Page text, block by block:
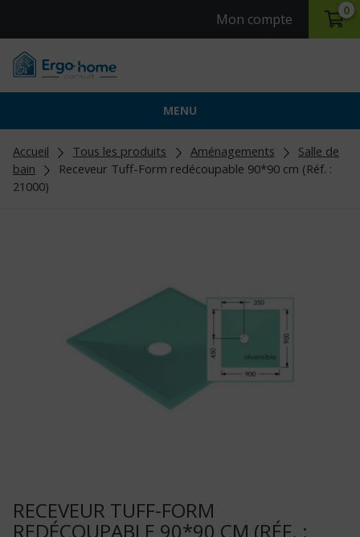
Mon compte
0
MENU
Accueil Tous les produits Aménagements
Salle de
bain
Receveur Tuff-Form redécoupable 90*90 cm (Réf. :
21000)
RECEVEUR TUFF-FORM
REDÉCOUPABLE 90*90 CM (RÉF. :